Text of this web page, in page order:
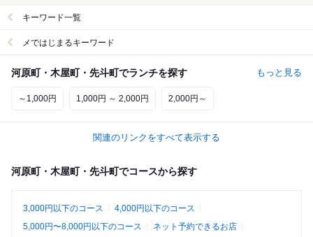
キーワード一覧
メではじまるキーワード
河原町・木屋町・先斗町でランチを探す もっと見る
～1,000円 1,000円 ～ 2,000円 2,000円～
関連のリンクをすべて表示する
河原町・木屋町・先斗町でコースから探す
3,000円以下のコース
4,000円以下のコース
5,000円〜8,000円以下のコース
ネット予約できるお店